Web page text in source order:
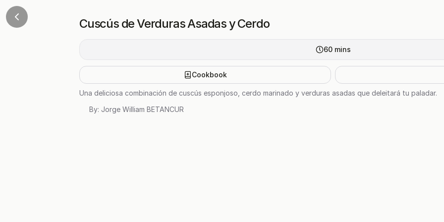
Cuscús de Verduras Asadas y Cerdo
60 mins
Cookbook
Una deliciosa combinación de cuscús esponjoso, cerdo marinado y verduras asadas que deleitará tu paladar.
By: Jorge William BETANCUR